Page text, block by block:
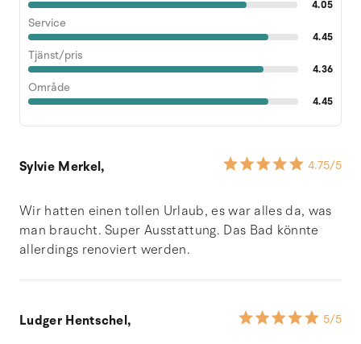
4.05
Service
4.45
Tjänst/pris
4.36
Område
4.45
Sylvie Merkel, 4.75/5
Wir hatten einen tollen Urlaub, es war alles da, was
man braucht. Super Ausstattung. Das Bad könnte
allerdings renoviert werden.
Ludger Hentschel, 5/5